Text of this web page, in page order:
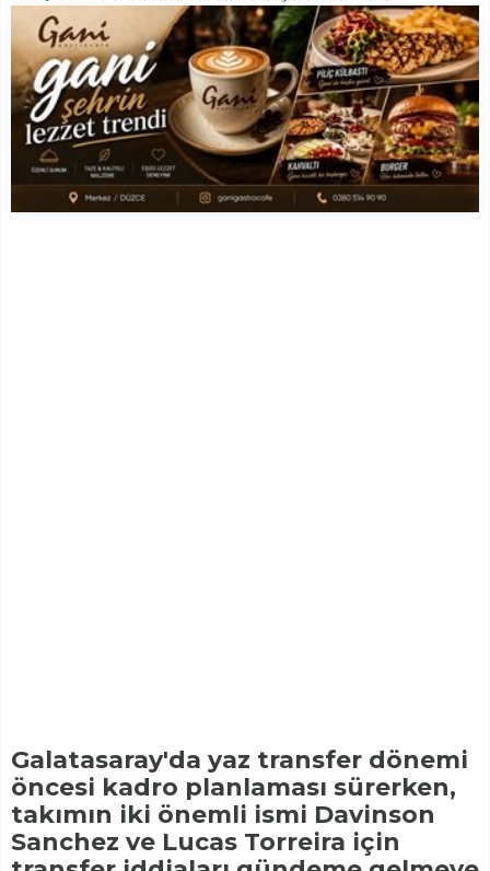
Galatasaray'da yaz transfer dönemi
öncesi kadro planlaması sürerken,
takımın iki önemli ismi Davinson
Sanchez ve Lucas Torreira için